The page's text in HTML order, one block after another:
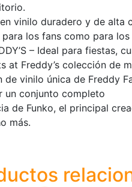
en vinilo duradero y de
los fans como para
– Ideal para
at Freddy’s colección de
de vinilo única de Freddy
un conjunto completo
de Funko, el principal
más.